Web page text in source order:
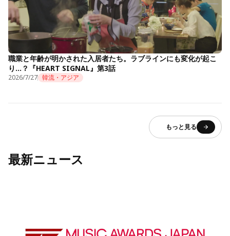
職業と年齢が明かされた入居者たち。ラブラインにも変化が起こ
り…？『HEART SIGNAL』第3話
2026/7/27 韓流・アジア
もっと見る
最新ニュース